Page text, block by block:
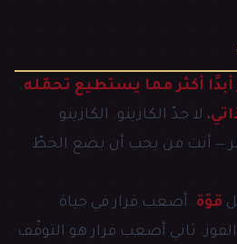
أبدًا أكثر مما يستطيع تحمّله.
، لا حدّ الكازينو. الكازينو
— أنت من يجب أن يضع الخطّ
قوّة. أصعب قرار في حياة
ثاني أصعب قرار هو التوقّف